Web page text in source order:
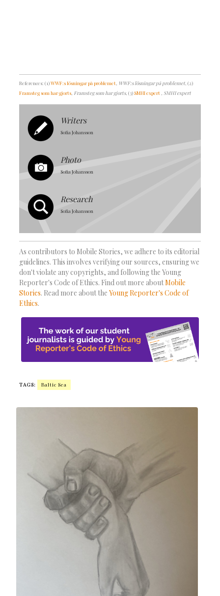
References: (1)WWF:s lösningar på problemet, WWF:s lösningar på problemet, (2)
Framsteg som har gjorts, Framsteg som har gjorts, (3) SMHI expert , SMHI expert
Writers
Sofia Johansson
Photo
Sofia Johansson
Research
Sofia Johansson
As contributors to Mobile Stories, we adhere to its editorial
guidelines. This involves verifying our sources, ensuring we
don't violate any copyrights, and following the Young
Reporter's Code of Ethics. Find out more aboutMobile
Stories. Read more about the Young Reporter's Code of
Ethics.
TAGS: Baltic Sea